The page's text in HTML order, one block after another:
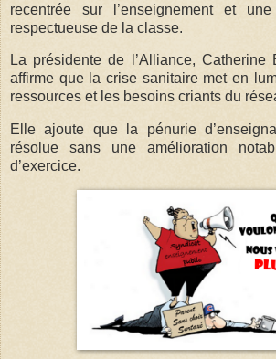
recentrée sur l’enseignement et
respectueuse de la classe.
La présidente de l’Alliance, Catherine
affirme que la crise sanitaire met en
ressources et les besoins criants du
Elle ajoute que la pénurie
résolue sans une amélioration
d’exercice.